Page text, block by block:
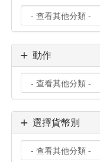
動作
選擇貨幣別